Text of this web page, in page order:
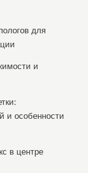
для
и
и особенности
в центре